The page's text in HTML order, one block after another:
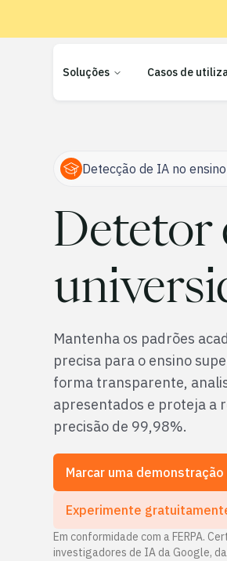
Soluções Casos de
Detecção de IA no
Detetor
Mantenha os padrões
precisa para o ensino
forma transparente,
apresentados e proteja a
precisão de 99,98%.
Marcar uma
Experimente
Em conformidade com a FERPA.
investigadores de IA da Google,